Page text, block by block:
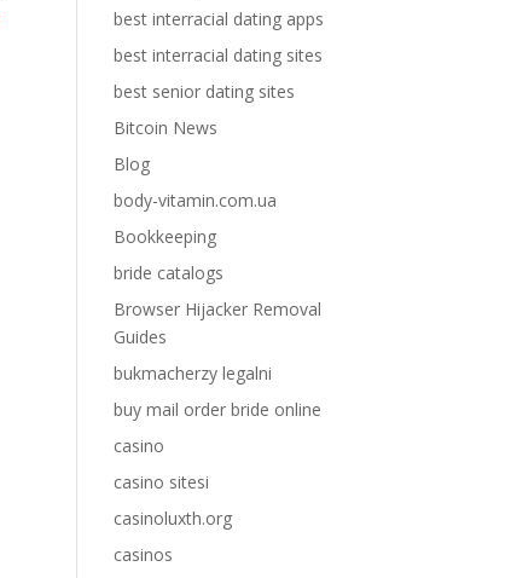
best interracial dating apps
best interracial dating sites
best senior dating sites
Bitcoin News
Blog
body-vitamin.com.ua
Bookkeeping
bride catalogs
Browser Hijacker Removal
Guides
bukmacherzy legalni
buy mail order bride online
casino
casino sitesi
casinoluxth.org
casinos